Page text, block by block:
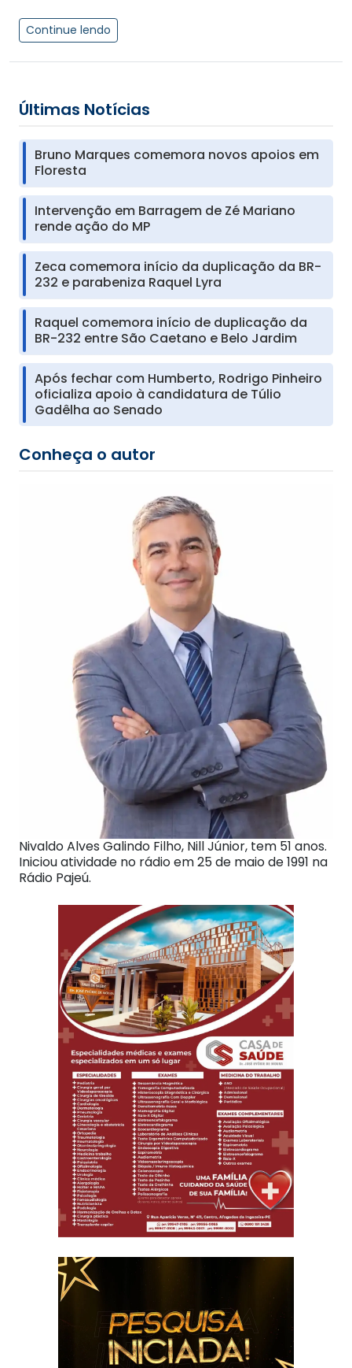
Continue lendo
Últimas Notícias
Bruno Marques comemora novos apoios em
Floresta
Intervenção em Barragem de Zé Mariano
rende ação do MP
Zeca comemora início da duplicação da BR-
232 e parabeniza Raquel Lyra
Raquel comemora início de duplicação da
BR-232 entre São Caetano e Belo Jardim
Após fechar com Humberto, Rodrigo Pinheiro
oficializa apoio à candidatura de Túlio
Gadêlha ao Senado
Conheça o autor
Nivaldo Alves Galindo Filho, Nill Júnior, tem 51 anos.
Iniciou atividade no rádio em 25 de maio de 1991 na
Rádio Pajeú.